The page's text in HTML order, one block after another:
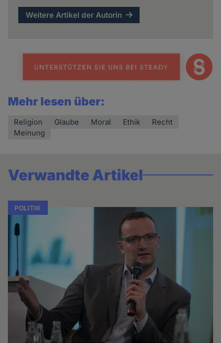
Weitere Artikel der Autorin
Mehr lesen über:
Religion Glaube Moral Ethik
Recht
Meinung
Verwandte Artikel
POLITIK